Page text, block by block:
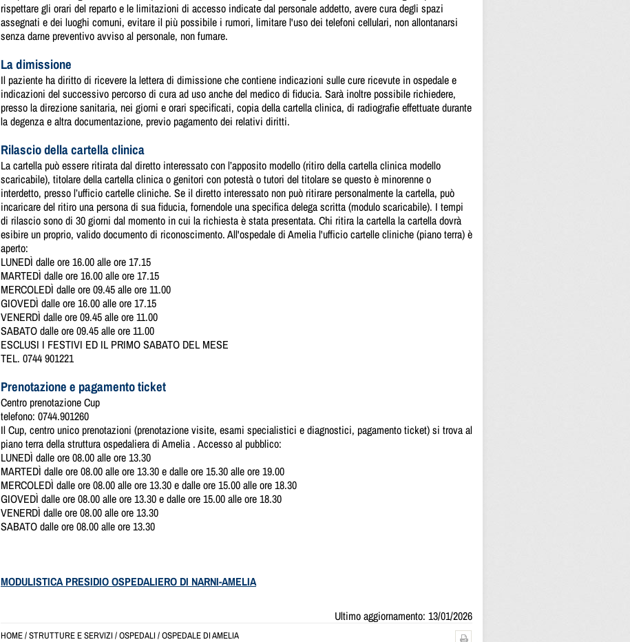
rispettare gli orari del reparto e le limitazioni di accesso indicate dal personale addetto, avere cura degli spazi
assegnati e dei luoghi comuni, evitare il più possibile i rumori, limitare l'uso dei telefoni cellulari, non allontanarsi
senza darne preventivo avviso al personale, non fumare.
La dimissione
Il paziente ha diritto di ricevere la lettera di dimissione che contiene indicazioni sulle cure ricevute in ospedale e
indicazioni del successivo percorso di cura ad uso anche del medico di fiducia. Sarà inoltre possibile richiedere,
presso la direzione sanitaria, nei giorni e orari specificati, copia della cartella clinica, di radiografie effettuate durante
la degenza e altra documentazione, previo pagamento dei relativi diritti.
Rilascio della cartella clinica
La cartella può essere ritirata dal diretto interessato con l’apposito modello (ritiro della cartella clinica modello
scaricabile), titolare della cartella clinica o genitori con potestà o tutori del titolare se questo è minorenne o
interdetto, presso l’ufficio cartelle cliniche. Se il diretto interessato non può ritirare personalmente la cartella, può
incaricare del ritiro una persona di sua fiducia, fornendole una specifica delega scritta (modulo scaricabile). I tempi
di rilascio sono di 30 giorni dal momento in cui la richiesta è stata presentata. Chi ritira la cartella la cartella dovrà
esibire un proprio, valido documento di riconoscimento. All'ospedale di Amelia l'ufficio cartelle cliniche (piano terra) è
aperto:
LUNEDÌ dalle ore 16.00 alle ore 17.15
MARTEDÌ dalle ore 16.00 alle ore 17.15
MERCOLEDÌ dalle ore 09.45 alle ore 11.00
GIOVEDÌ dalle ore 16.00 alle ore 17.15
VENERDÌ dalle ore 09.45 alle ore 11.00
SABATO dalle ore 09.45 alle ore 11.00
ESCLUSI I FESTIVI ED IL PRIMO SABATO DEL MESE
TEL. 0744 901221
Prenotazione e pagamento ticket
Centro prenotazione Cup
telefono: 0744.901260
Il Cup, centro unico prenotazioni (prenotazione visite, esami specialistici e diagnostici, pagamento ticket) si trova al
piano terra della struttura ospedaliera di Amelia . Accesso al pubblico:
LUNEDÌ dalle ore 08.00 alle ore 13.30
MARTEDÌ dalle ore 08.00 alle ore 13.30 e dalle ore 15.30 alle ore 19.00
MERCOLEDÌ dalle ore 08.00 alle ore 13.30 e dalle ore 15.00 alle ore 18.30
GIOVEDÌ dalle ore 08.00 alle ore 13.30 e dalle ore 15.00 alle ore 18.30
VENERDÌ dalle ore 08.00 alle ore 13.30
SABATO dalle ore 08.00 alle ore 13.30
MODULISTICA PRESIDIO OSPEDALIERO DI NARNI-AMELIA
Ultimo aggiornamento: 13/01/2026
HOME/STRUTTURE E SERVIZI /OSPEDALI /OSPEDALE DI AMELIA